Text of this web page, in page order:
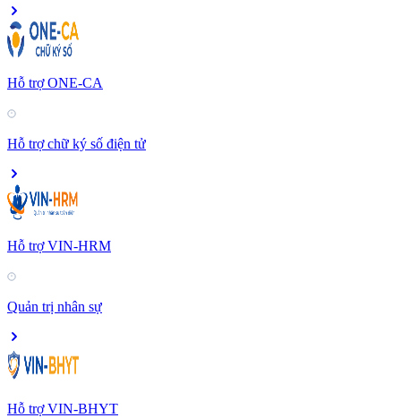
Hỗ trợ ONE-CA
Hỗ trợ chữ ký số điện tử
Hỗ trợ VIN-HRM
Quản trị nhân sự
Hỗ trợ VIN-BHYT